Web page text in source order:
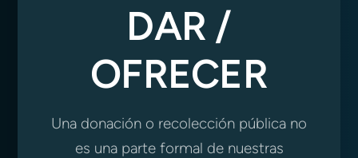
DAR /
OFRECER
Una donación o recolección pública no
es una parte formal de nuestras